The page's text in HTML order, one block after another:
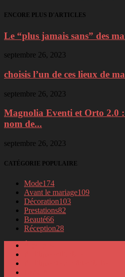
ENCORE PLUS D'ARTICLES
Le “plus jamais sans” des
septembre 26, 2023
choisis l’un de ces lieux de
septembre 26, 2023
Magnolia Eventi et Orto 2.0
nom de...
septembre 26, 2023
CATÉGORIE POPULAIRE
Mode174
Avant le mariage109
Décoration103
Prestations82
Beauté66
Réception28